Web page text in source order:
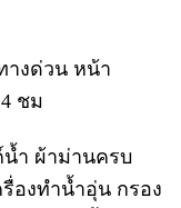
างด่วน หน้า
ชม
ำ ผ้าม่านครบ
รื่องทำน้ำอุ่น กรอง